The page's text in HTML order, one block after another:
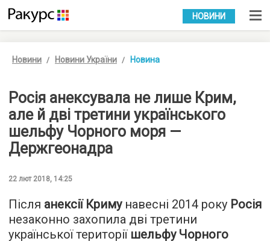
УКР РУС
НОВИНИ
Новини Новини України Новина
Росія анексувала не лише Крим,
але й дві третини українського
шельфу Чорного моря —
Держгеонадра
22 лют 2018, 14:25
Після анексії Кримунавесні 2014 року Росія
незаконно захопила дві третини
української території шельфу Чорного